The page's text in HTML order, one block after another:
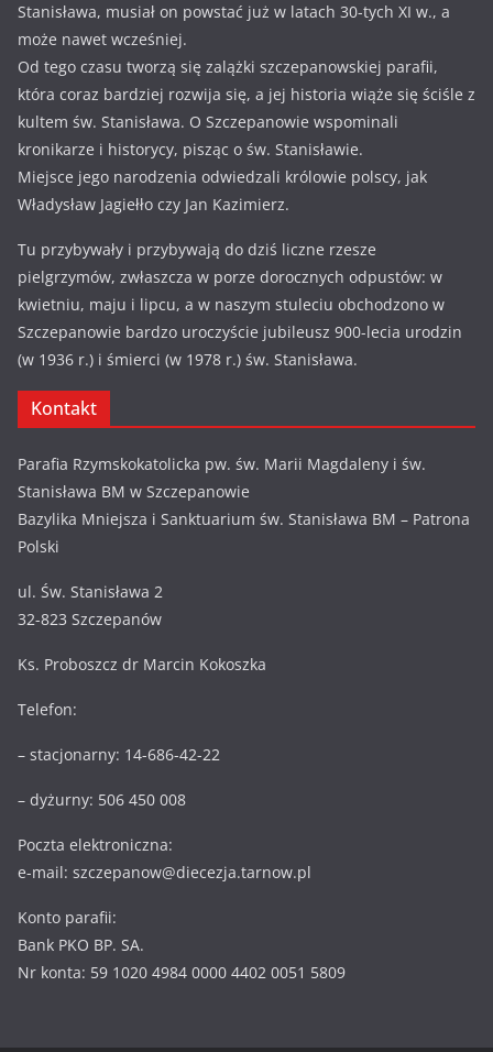
Stanisława, musiał on powstać już w latach 30-tych XI w., a
może nawet wcześniej.
Od tego czasu tworzą się zalążki szczepanowskiej parafii,
która coraz bardziej rozwija się, a jej historia wiąże się ściśle z
kultem św. Stanisława. O Szczepanowie wspominali
kronikarze i historycy, pisząc o św. Stanisławie.
Miejsce jego narodzenia odwiedzali królowie polscy, jak
Władysław Jagiełło czy Jan Kazimierz.
Tu przybywały i przybywają do dziś liczne rzesze
pielgrzymów, zwłaszcza w porze dorocznych odpustów: w
kwietniu, maju i lipcu, a w naszym stuleciu obchodzono w
Szczepanowie bardzo uroczyście jubileusz 900-lecia urodzin
(w 1936 r.) i śmierci (w 1978 r.) św. Stanisława.
Kontakt
Parafia Rzymskokatolicka pw. św. Marii Magdaleny i św.
Stanisława BM w Szczepanowie
Bazylika Mniejsza i Sanktuarium św. Stanisława BM – Patrona
Polski
ul. Św. Stanisława 2
32-823 Szczepanów
Ks. Proboszcz dr Marcin Kokoszka
Telefon:
– stacjonarny: 14-686-42-22
– dyżurny: 506 450 008
Poczta elektroniczna:
e-mail: szczepanow@diecezja.tarnow.pl
Konto parafii:
Bank PKO BP. SA.
Nr konta: 59 1020 4984 0000 4402 0051 5809